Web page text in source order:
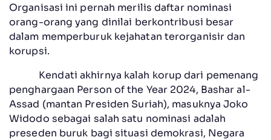
Organisasi ini pernah merilis daftar nominasi
orang-orang yang dinilai berkontribusi besar
dalam memperburuk kejahatan terorganisir dan
korupsi.
Kendati akhirnya kalah korup dari pemenang
penghargaan Person of the Year 2024, Bashar al-
Assad (mantan Presiden Suriah), masuknya Joko
Widodo sebagai salah satu nominasi adalah
preseden buruk bagi situasi demokrasi, Negara